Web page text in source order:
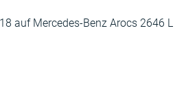
auf Mercedes-Benz Arocs 2646 L